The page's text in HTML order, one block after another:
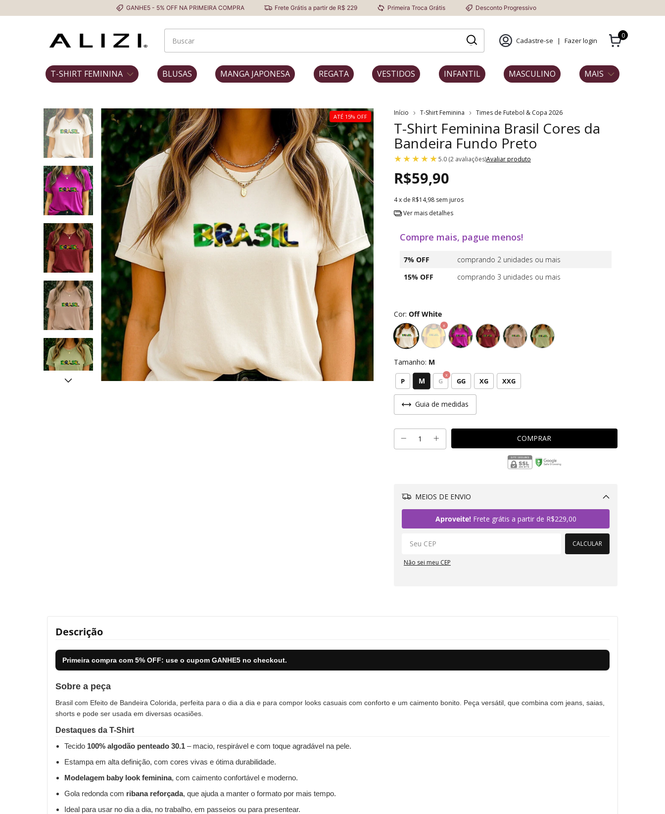
GANHE5 - 5% OFF NA PRIMEIRA COMPRA Frete Grátis a partir de R$ 229 Primeira Troca Grátis Desconto Progressivo
Cadastre-se | Fazer login
0
T-SHIRT FEMININA BLUSAS MANGA JAPONESA REGATA VESTIDOS INFANTIL MASCULINO MAIS
ATÉ 15% OFF Início T-Shirt Feminina Times de Futebol & Copa 2026
T-Shirt Feminina Brasil Cores da
Bandeira Fundo Preto
5.0 (2 avaliações)Avaliar produto
R$59,90
4x de R$14,98 sem juros
Ver mais detalhes
Compre mais, pague menos!
7% OFF
comprando 2 unidades ou mais
15% OFF
comprando 3 unidades ou mais
Cor: Off White
Tamanho: M
P M G GG XG XXG
Guia de medidas
MEIOS DE ENVIO
Aproveite!Frete grátis a partir de R$229,00
CALCULAR
Não sei meu CEP
Descrição
Primeira compra com 5% OFF: use o cupom GANHE5 no checkout.
Sobre a peça
Brasil com Efeito de Bandeira Colorida, perfeita para o dia a dia e para compor looks casuais com conforto e um caimento bonito. Peça versátil, que combina com jeans, saias,
shorts e pode ser usada em diversas ocasiões.
Destaques da T-Shirt
Tecido 100% algodão penteado 30.1 – macio, respirável e com toque agradável na pele.
Estampa em alta definição, com cores vivas e ótima durabilidade.
Modelagem baby look feminina, com caimento confortável e moderno.
Gola redonda com ribana reforçada, que ajuda a manter o formato por mais tempo.
Ideal para usar no dia a dia, no trabalho, em passeios ou para presentear.